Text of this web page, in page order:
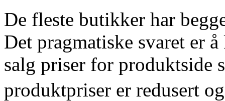
De fleste butikker har
Det pragmatiske svaret er
salg priser for produktside
produktpriser er redusert